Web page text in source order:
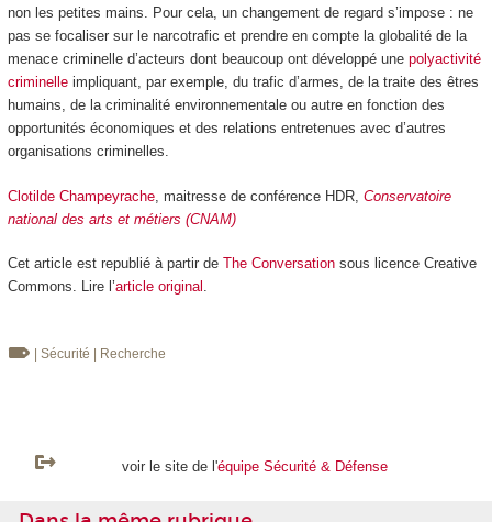
non les petites mains. Pour cela, un changement de regard s’impose : ne
pas se focaliser sur le narcotrafic et prendre en compte la globalité de la
menace criminelle d’acteurs dont beaucoup ont développé une polyactivité
criminelleimpliquant, par exemple, du trafic d’armes, de la traite des êtres
humains, de la criminalité environnementale ou autre en fonction des
opportunités économiques et des relations entretenues avec d’autres
organisations criminelles.
Clotilde Champeyrache, maitresse de conférence HDR, Conservatoire
national des arts et métiers (CNAM)
Cet article est republié à partir de The Conversationsous licence Creative
Commons. Lire l’article original .
| Sécurité | Recherche
voir le site de l'équipe Sécurité & Défense